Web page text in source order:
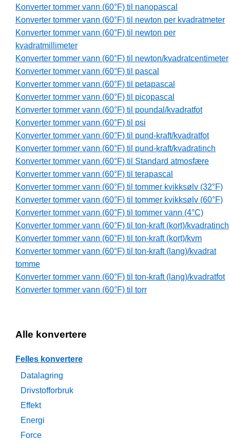
Konverter tommer vann (60°F) til nanopascal
Konverter tommer vann (60°F) til newton per kvadratmeter
Konverter tommer vann (60°F) til newton per
kvadratmillimeter
Konverter tommer vann (60°F) til newton/kvadratcentimeter
Konverter tommer vann (60°F) til pascal
Konverter tommer vann (60°F) til petapascal
Konverter tommer vann (60°F) til picopascal
Konverter tommer vann (60°F) til poundal/kvadratfot
Konverter tommer vann (60°F) til psi
Konverter tommer vann (60°F) til pund-kraft/kvadratfot
Konverter tommer vann (60°F) til pund-kraft/kvadratinch
Konverter tommer vann (60°F) til Standard atmosfære
Konverter tommer vann (60°F) til terapascal
Konverter tommer vann (60°F) til tommer kvikksølv (32°F)
Konverter tommer vann (60°F) til tommer kvikksølv (60°F)
Konverter tommer vann (60°F) til tommer vann (4°C)
Konverter tommer vann (60°F) til ton-kraft (kort)/kvadratinch
Konverter tommer vann (60°F) til ton-kraft (kort)/kvm
Konverter tommer vann (60°F) til ton-kraft (lang)/kvadrat
tomme
Konverter tommer vann (60°F) til ton-kraft (lang)/kvadratfot
Konverter tommer vann (60°F) til torr
Alle konvertere
Felles konvertere
Datalagring
Drivstofforbruk
Effekt
Energi
Force